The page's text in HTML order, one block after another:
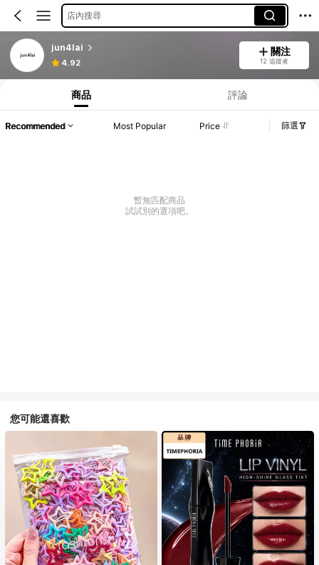
店內搜尋
jun4lai
4.92
關注
12 追蹤者
商品 評論
Recommended Most Popular Price 篩選
暫無匹配商品
試試別的選項吧。
您可能還喜歡